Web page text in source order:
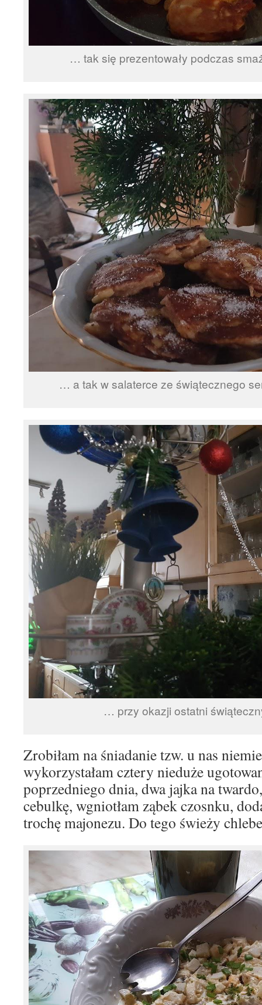
… tak się prezentowały podczas
… a tak w salaterce ze świątecznego
… przy okazji ostatni
Zrobiłam na śniadanie tzw. u nas
wykorzystałam cztery nieduże
poprzedniego dnia, dwa jajka na
cebulkę, wgniotłam ząbek czosnku,
trochę majonezu. Do tego świeży